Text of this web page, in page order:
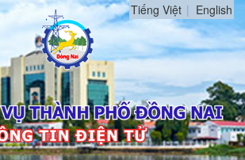
Tiếng Việt English